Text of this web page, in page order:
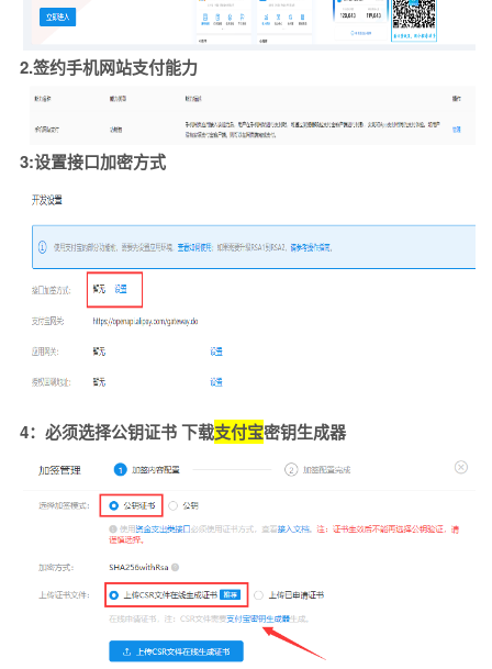
2.签约手机网站支付能力
3:设置接口加密方式
4：必须选择公钥证书 下载支付宝密钥生成器